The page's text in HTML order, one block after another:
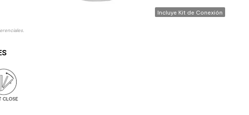
Incluye Kit de Conexión